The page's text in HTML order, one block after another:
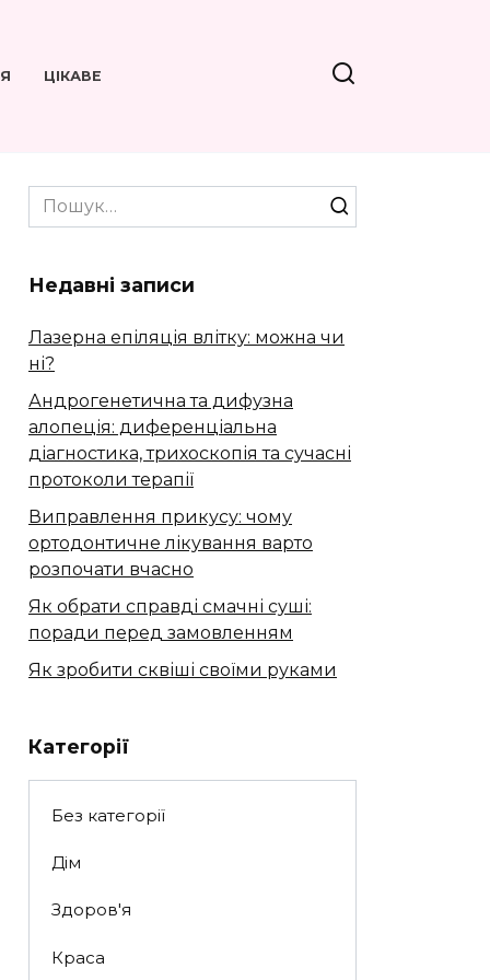
ЦІКАВЕ
Search
for:
Недавні записи
Лазерна епіляція влітку: можна чи
ні?
Андрогенетична та дифузна
алопеція: диференціальна
діагностика, трихоскопія та сучасні
протоколи терапії
Виправлення прикусу: чому
ортодонтичне лікування варто
розпочати вчасно
Як обрати справді смачні суші:
поради перед замовленням
Як зробити сквіші своїми руками
Категорії
Без категорії
Дім
Здоров'я
Краса